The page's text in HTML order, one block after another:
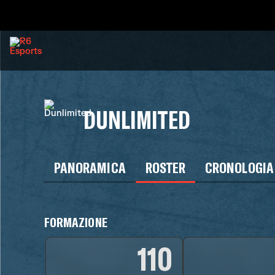
DUNLIMITED
PANORAMICA ROSTER CRONOLOGIA
FORMAZIONE
110